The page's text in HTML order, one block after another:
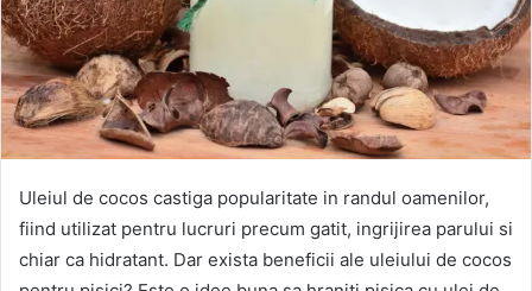
Uleiul de cocos castiga popularitate in randul oamenilor,
fiind utilizat pentru lucruri precum gatit, ingrijirea parului si
chiar ca hidratant. Dar exista beneficii ale uleiului de cocos